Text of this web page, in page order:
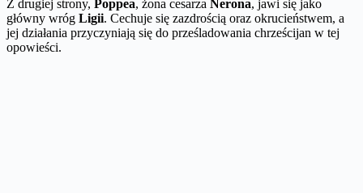
Z drugiej strony, Poppea, żona cesarza Nerona, jawi się jako
główny wróg Ligii. Cechuje się zazdrością oraz okrucieństwem, a
jej działania przyczyniają się do prześladowania chrześcijan w tej
opowieści.